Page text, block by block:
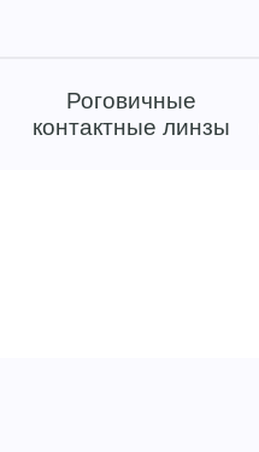
Роговичные
контактные линзы